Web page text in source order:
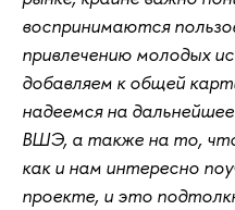
воспринимаются
привлечению молодых
добавляем к общей
надеемся на
ВШЭ, а также на то,
как и нам интересно
проекте, и это